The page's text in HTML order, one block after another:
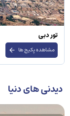
تور دبی
مشاهده پکیج ها
دیدنی های دنیا